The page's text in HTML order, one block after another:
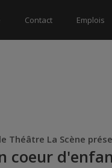
Contact Emplois
Théâtre La Scène
coeur